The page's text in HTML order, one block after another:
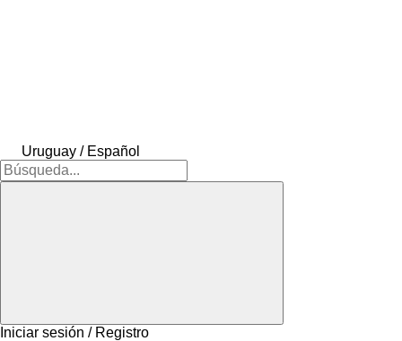
Uruguay / Español
Iniciar sesión / Registro